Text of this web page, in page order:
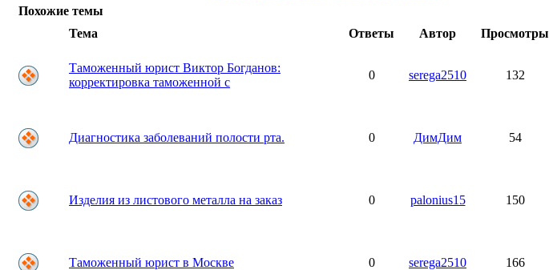
Похожие темы
Тема
Ответы Автор Просмотры
Таможенный юрист Виктор Богданов:
корректировка таможенной с
0 serega2510 132
Диагностика заболеваний полости рта. 0 ДимДим 54
Изделия из листового металла на заказ 0 palonius15 150
Таможенный юрист в Москве 0 serega2510 166